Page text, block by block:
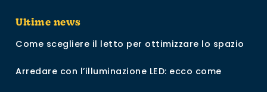
Ultime news
Come scegliere il letto per ottimizzare lo spazio
Arredare con l’illuminazione LED: ecco come